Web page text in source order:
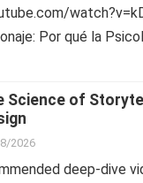
Por qué la
Science of
2026
deep-dive